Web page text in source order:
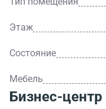
Этаж
Состояние
Мебель
Бизнес-центр